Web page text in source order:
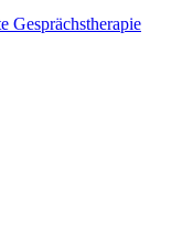
Gesprächstherapie